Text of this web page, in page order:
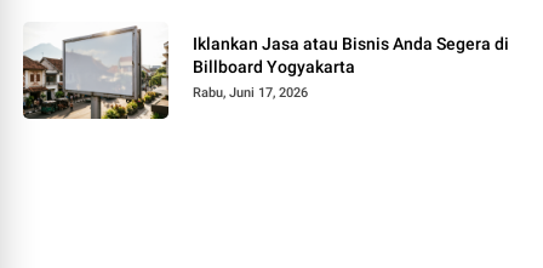
Iklankan Jasa atau Bisnis Anda Segera di
Billboard Yogyakarta
Rabu, Juni 17, 2026